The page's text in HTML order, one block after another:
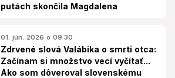
putách skončila Magdalena
01. jún. 2026 o 09:30
Zdrvené slová Valábika o smrti otca:
Začínam si množstvo vecí vyčítať...
Ako som dôveroval slovenskému